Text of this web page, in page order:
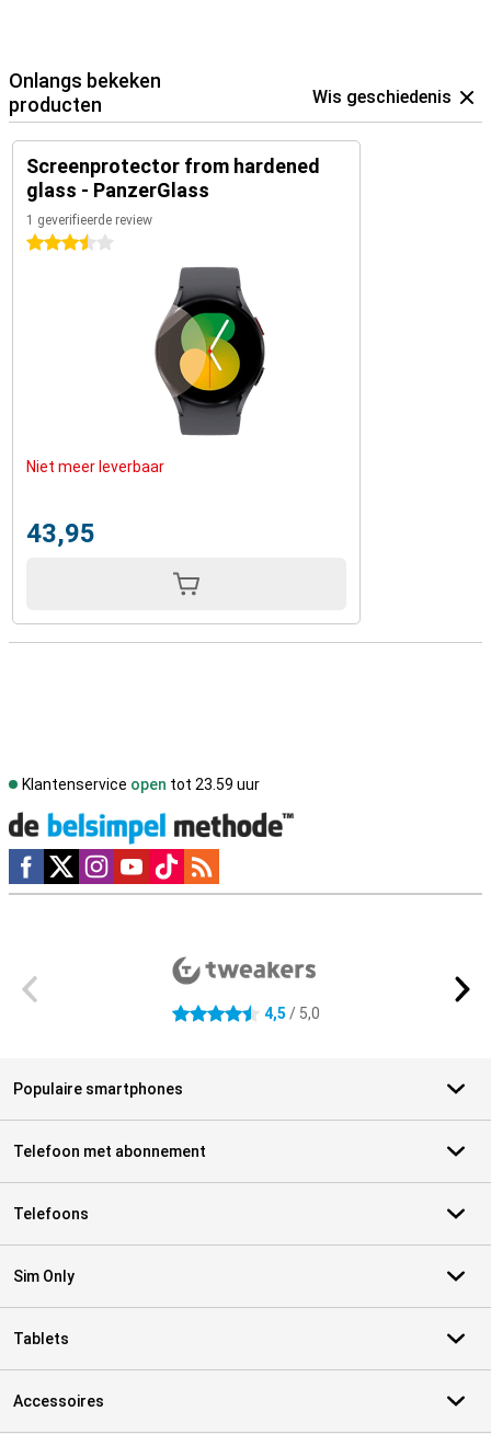
Onlangs bekeken
producten
Wis geschiedenis
Screenprotector from hardened
glass - PanzerGlass
1 geverifieerde review
3.5 sterren
Niet meer leverbaar
43,95
Klantenservice open tot 23.59 uur
Social media
4.5 sterren 4,5 / 5,0
Populaire smartphones
Telefoon met abonnement
Telefoons
Sim Only
Tablets
Accessoires